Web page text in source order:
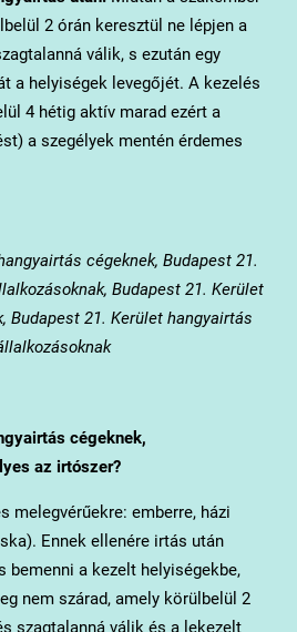
2 órán keresztül ne lépjen a
válik, s ezután egy
a helyiségek levegőjét. A kezelés
4 hétig aktív marad ezért a
a szegélyek mentén érdemes
cégeknek, Budapest 21.
Budapest 21. Kerület
Budapest 21. Kerület hangyairtás
cégeknek,
az irtószer?
melegvérűekre: emberre, házi
Ennek ellenére irtás után
bemenni a kezelt helyiségekbe,
nem szárad, amely körülbelül 2
szagtalanná válik és a lekezelt